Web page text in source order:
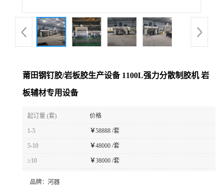
厅莆田钢钉胶/岩板胶生产设备 1100L强力分散制胶机 岩
板辅材专用设备
起订量 (套) 价格
1-5 ￥58888 /套
5-10 ￥48000 /套
≥10 ￥38000 /套
品牌： 河器